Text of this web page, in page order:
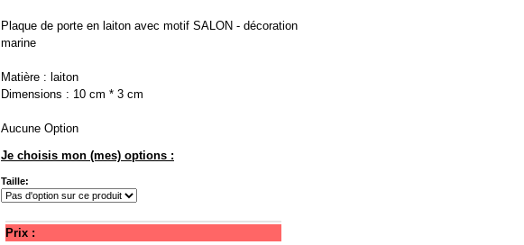
Plaque de porte en laiton avec motif SALON - décoration
marine
Matière : laiton
Dimensions : 10 cm * 3 cm
Aucune Option
Je choisis mon (mes) options :
Taille:
Prix :